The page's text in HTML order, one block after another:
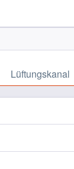
Lüftungskanal